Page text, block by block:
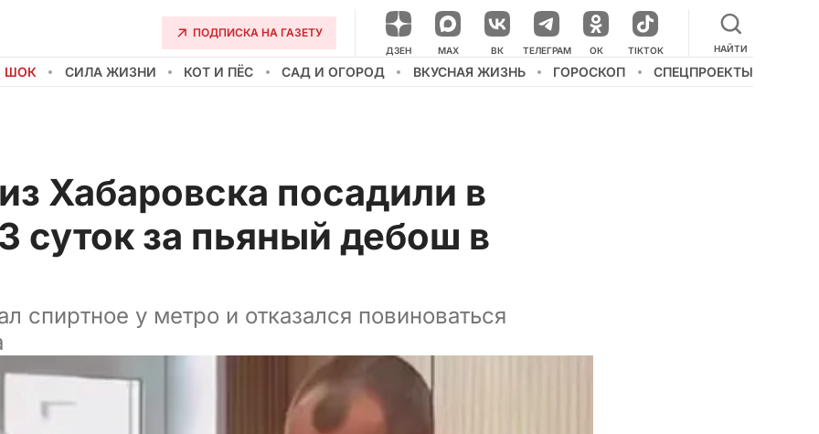
ПОДПИСКА НА ГАЗЕТУ
ДЗЕН НАШ КАНАЛ В МЕССЕНДЖЕРЕ
MAX ВК ТЕЛЕГРАМ ОК TIKTOK НАЙТИ
ШОК СИЛА ЖИЗНИ КОТ И ПЁС САД И ОГОРОД ВКУСНАЯ ЖИЗНЬ ГОРОСКОП СПЕЦПРОЕКТЫ
Хабаровска посадили в
суток за пьяный дебош в
спиртное у метро и отказался повиноваться